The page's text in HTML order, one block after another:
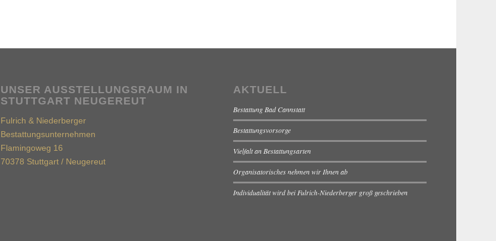
UNSER AUSSTELLUNGSRAUM IN
STUTTGART NEUGEREUT
Fulrich & Niederberger
Bestattungsunternehmen
Flamingoweg 16
70378 Stuttgart / Neugereut
AKTUELL
Bestattung Bad Cannstatt
Bestattungsvorsorge
Vielfalt an Bestattungsarten
Organisatorisches nehmen wir Ihnen ab
Individualität wird bei Fulrich-Niederberger groß geschrieben